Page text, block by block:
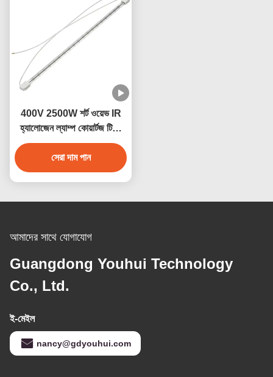
400V 2500W শর্ট ওয়েভ IR
হ্যালোজেন ল্যাম্প কোয়ার্টজ টিউব
সহ
সেরা দাম পান
আমাদের সাথে যোগাযোগ
Guangdong Youhui Technology
Co., Ltd.
ই-মেইল
nancy@gdyouhui.com